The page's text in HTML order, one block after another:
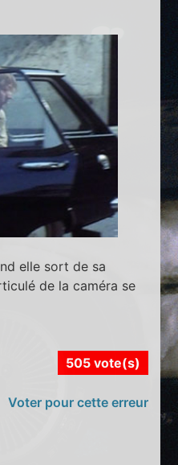
elle sort de sa
de la caméra se
505 vote(s)
Voter pour cette erreur